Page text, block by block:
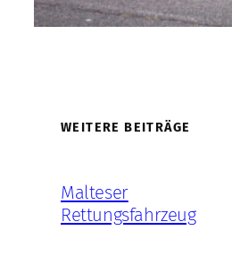
WEITERE BEITRÄGE
Malteser
Rettungsfahrzeug